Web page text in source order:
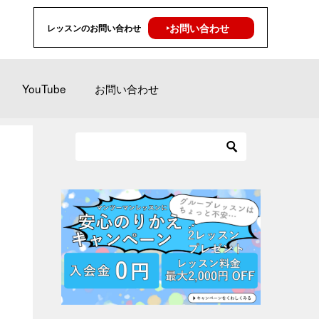
レッスンのお問い合わせ ‣お問い合わせ
YouTube お問い合わせ